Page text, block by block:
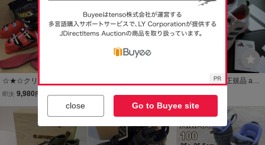
スタイル モーグル コブ 日
本製 スキー靴
レス 定価26400円 25.5cm
US8 箱付き
☆★☆クリアランスセー
ル! ATOMIC REDSTER
WC110 25.0-25.5cm/ソー
ル295mm/アトミックスキ
ーブーツ人気モデル！☆
★☆
即決 9,980 円
5.5cm/ソール長290mm ア
トミック ホークス ウルト
現在 9,900円
即日発送 新品 正規品 adid
フ TECK RESPONSE SL
3 白 ホワイト スパイクレ
ス ワイド 幅広 25.5cm US
8 箱付き
現在 570円
close Go to Buyee site